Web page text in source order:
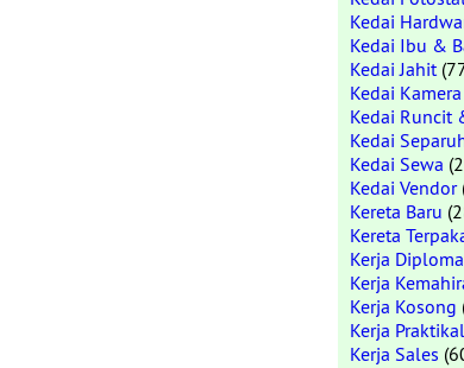
Kedai
Kedai Ibu &
Kedai Jahit
Kedai
Kedai Runcit
Kedai
Kedai Sewa
Kedai Vendor
Kereta Baru
Kereta
Kerja
Kerja
Kerja Kosong
Kerja Praktikal
Kerja Sales